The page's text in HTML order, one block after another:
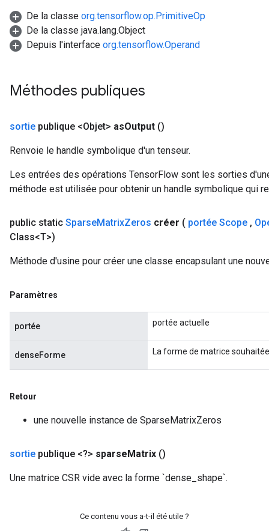
De la classe org.tensorflow.op.PrimitiveOp
De la classe java.lang.Object
Depuis l'interface org.tensorflow.Operand
Méthodes publiques
sortie publique <Objet> asOutput ()
Renvoie le handle symbolique d'un tenseur.
Les entrées des opérations TensorFlow sont les sorties
méthode est utilisée pour obtenir un handle symbolique qui
public static SparseMatrixZeros créer ( portée Scope ,
Class<T>)
Méthode d'usine pour créer une classe encapsulant une
Paramètres
portée portée actuelle
denseForme La forme de matrice
Retour
une nouvelle instance de SparseMatrixZeros
sortie publique <?> sparseMatrix ()
Une matrice CSR vide avec la forme `dense_shape`.
Ce contenu vous a-t-il été utile ?